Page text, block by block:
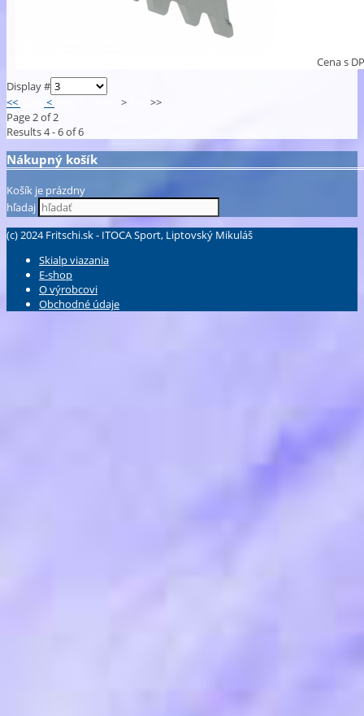
Cena s
Display #
<<
< >
>>
Page 2 of 2
Results 4 - 6 of 6
Nákupný košík
Košík je prázdny
hľadaj
(c) 2024 Fritschi.sk - ITOCA Sport, Liptovský Mikuláš
Skialp viazania
E-shop
O výrobcovi
Obchodné údaje